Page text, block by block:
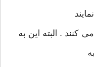
کنند . البته این به